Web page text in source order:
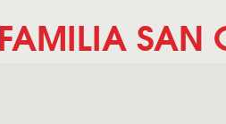
FAMILIA SAN